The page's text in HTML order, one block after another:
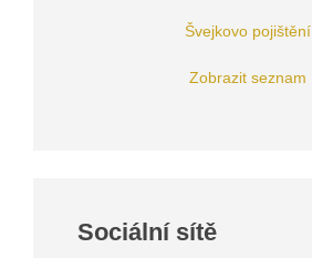
Švejkovo pojištění
Zobrazit seznam
Sociální sítě